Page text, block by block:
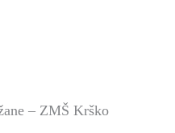
– ZMŠ Krško